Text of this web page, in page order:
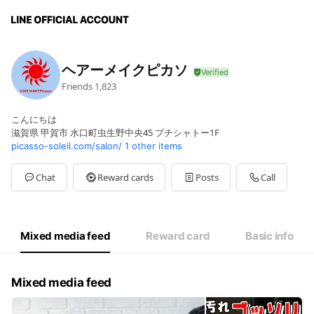
ヘアーメイクピカソ
Friends 1,823
こんにちは
滋賀県 甲賀市 水口町虫生野中央45 プチシャトー1F
picasso-soleil.com/salon/ 1 other items
Chat Reward cards Posts Call
Mixed media feed Reward card Basic info
Mixed media feed